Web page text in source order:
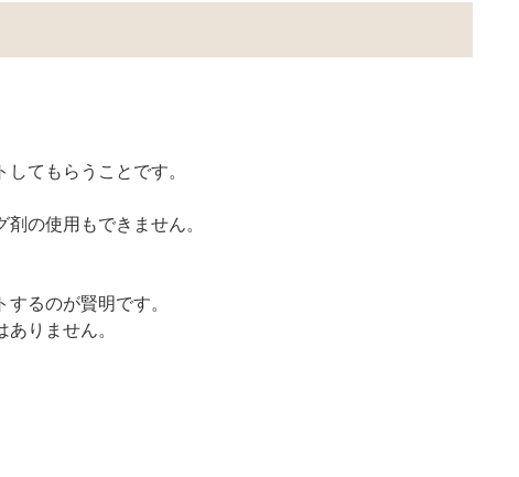
てもらうことです。
剤の使用もできません。
るのが賢明です。
りません。